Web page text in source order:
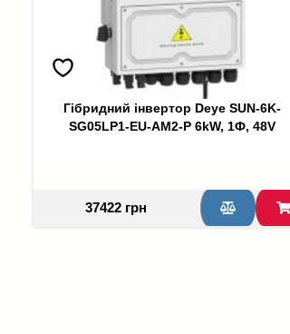
Гібридний інвертор Deye SUN-6K-
SG05LP1-EU-AM2-P 6kW, 1Ф, 48V
37422 грн